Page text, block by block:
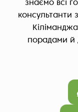
знаємо всі
порадами й